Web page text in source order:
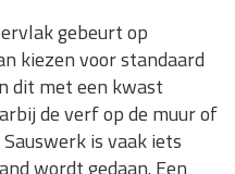
gebeurt op
kiezen voor standaard
dit met een kwast
de verf op de muur of
is vaak iets